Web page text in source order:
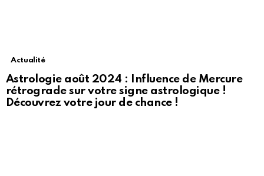
Actualité
Astrologie août 2024 : Influence de Mercure
rétrograde sur votre signe astrologique !
Découvrez votre jour de chance !